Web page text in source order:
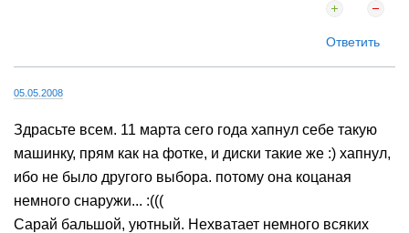
Ответить
05.05.2008
Здрасьте всем. 11 марта сего года хапнул себе такую
машинку, прям как на фотке, и диски такие же :) хапнул,
ибо не было другого выбора. потому она коцаная
немного снаружи... :(((
Сарай бальшой, уютный. Нехватает немного всяких